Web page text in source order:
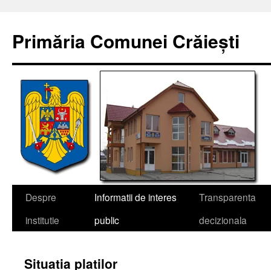
conținut
Primăria Comunei Crăiești
Despre
institutie
Informatii de interes
public
Transparenta
decizionala
Situatia platilor